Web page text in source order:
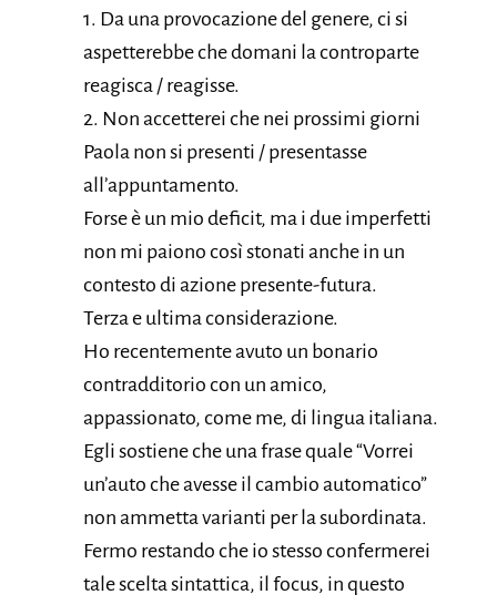
1. Da una provocazione del genere, ci si
aspetterebbe che domani la controparte
reagisca / reagisse.
2. Non accetterei che nei prossimi giorni
Paola non si presenti / presentasse
all’appuntamento.
Forse è un mio deficit, ma i due imperfetti
non mi paiono così stonati anche in un
contesto di azione presente-futura.
Terza e ultima considerazione.
Ho recentemente avuto un bonario
contradditorio con un amico,
appassionato, come me, di lingua italiana.
Egli sostiene che una frase quale “Vorrei
un’auto che avesse il cambio automatico”
non ammetta varianti per la subordinata.
Fermo restando che io stesso confermerei
tale scelta sintattica, il focus, in questo